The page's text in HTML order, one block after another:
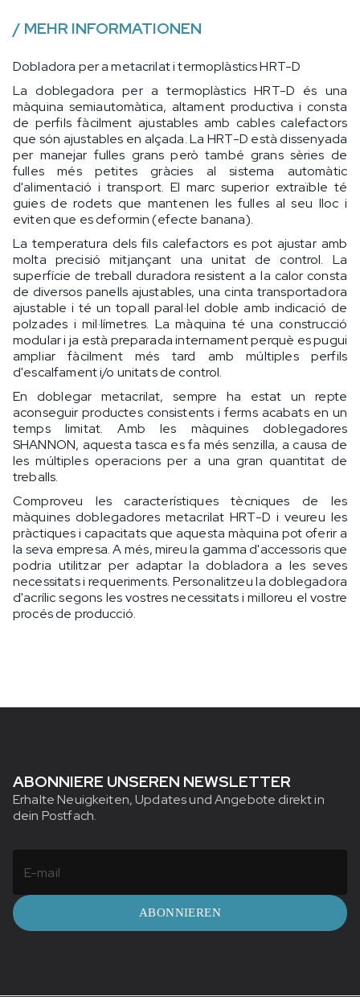
/ MEHR INFORMATIONEN
Dobladora per a metacrilat i termoplàstics HRT-D
La doblegadora per a termoplàstics HRT-D és una
màquina semiautomàtica, altament productiva i consta
de perfils fàcilment ajustables amb cables calefactors
que són ajustables en alçada. La HRT-D està dissenyada
per manejar fulles grans però també grans sèries de
fulles més petites gràcies al sistema automàtic
d'alimentació i transport. El marc superior extraïble té
guies de rodets que mantenen les fulles al seu lloc i
eviten que es deformin (efecte banana).
La temperatura dels fils calefactors es pot ajustar amb
molta precisió mitjançant una unitat de control. La
superfície de treball duradora resistent a la calor consta
de diversos panells ajustables, una cinta transportadora
ajustable i té un topall paral·lel doble amb indicació de
polzades i mil·límetres. La màquina té una construcció
modular i ja està preparada internament perquè es pugui
ampliar fàcilment més tard amb múltiples perfils
d'escalfament i/o unitats de control.
En doblegar metacrilat, sempre ha estat un repte
aconseguir productes consistents i ferms acabats en un
temps limitat. Amb les màquines doblegadores
SHANNON, aquesta tasca es fa més senzilla, a causa de
les múltiples operacions per a una gran quantitat de
treballs.
Comproveu les característiques tècniques de les
màquines doblegadores metacrilat HRT-D i veureu les
pràctiques i capacitats que aquesta màquina pot oferir a
la seva empresa. A més, mireu la gamma d'accessoris que
podria utilitzar per adaptar la dobladora a les seves
necessitats i requeriments. Personalitzeu la doblegadora
d'acrílic segons les vostres necessitats i milloreu el vostre
procés de producció.
ABONNIERE UNSEREN NEWSLETTER
Erhalte Neuigkeiten, Updates und Angebote direkt in
dein Postfach.
ABONNIEREN